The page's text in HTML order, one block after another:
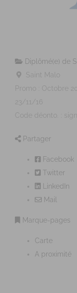
Diplômé(e) de
Saint Malo
Promo : Octobre
23/11/16
Code déonto. : signé
Partager
Facebook
Twitter
LinkedIn
Mail
Marque-pages
Carte
A proximité